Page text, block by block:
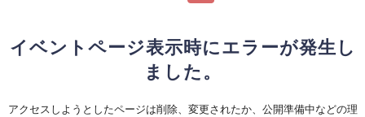
イベントページ表示時にエラーが発生し
ました。
アクセスしようとしたページは削除、変更されたか、公開準備中などの理